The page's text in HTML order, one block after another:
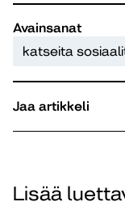
Avainsanat
katseita
Jaa artikkeli
Lisää